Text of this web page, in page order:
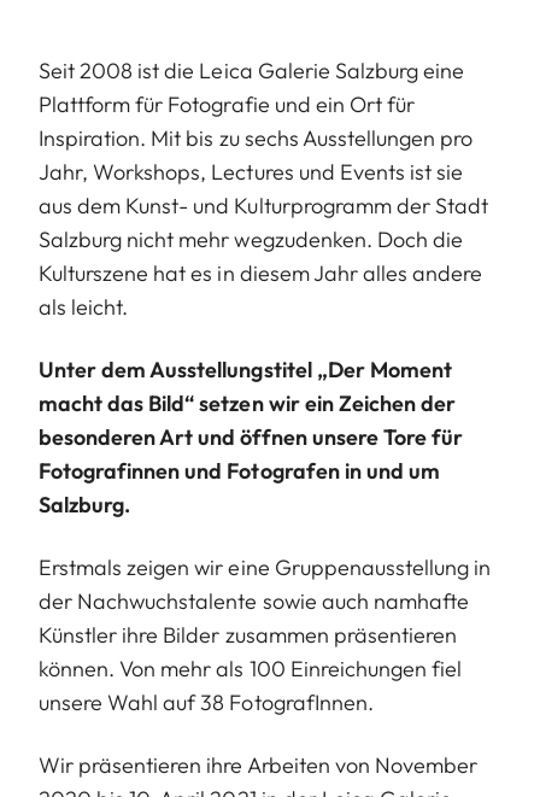
Seit 2008 ist die Leica Galerie Salzburg eine
Plattform für Fotografie und ein Ort für
Inspiration. Mit bis zu sechs Ausstellungen pro
Jahr, Workshops, Lectures und Events ist sie
aus dem Kunst- und Kulturprogramm der Stadt
Salzburg nicht mehr wegzudenken. Doch die
Kulturszene hat es in diesem Jahr alles andere
als leicht.
Unter dem Ausstellungstitel „Der Moment
macht das Bild“ setzen wir ein Zeichen der
besonderen Art und öffnen unsere Tore für
Fotografinnen und Fotografen in und um
Salzburg.
Erstmals zeigen wir eine Gruppenausstellung in
der Nachwuchstalente sowie auch namhafte
Künstler ihre Bilder zusammen präsentieren
können. Von mehr als 100 Einreichungen fiel
unsere Wahl auf 38 FotografInnen.
Wir präsentieren ihre Arbeiten von November